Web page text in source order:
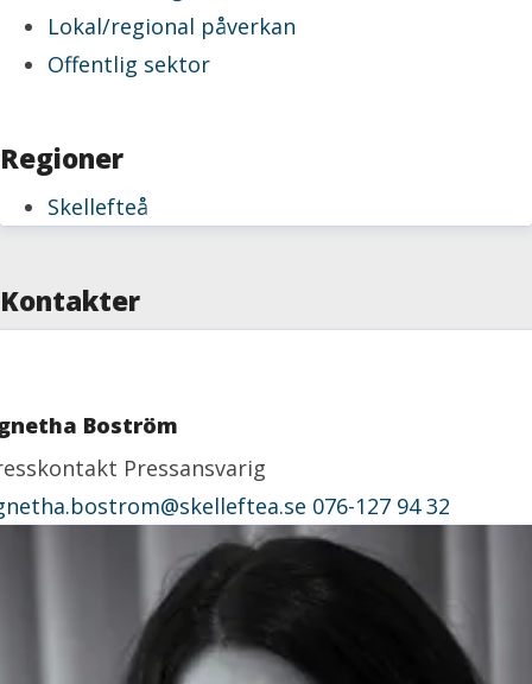
Lokal/regional påverkan
Offentlig sektor
Regioner
Skellefteå
Kontakter
Boström
Pressansvarig
076-127 94 32